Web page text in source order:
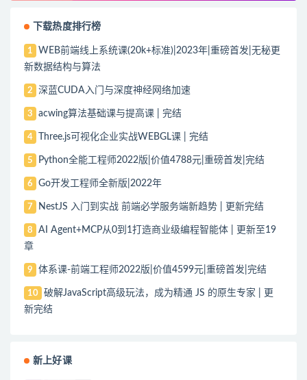
下载热度排行榜
1
WEB前端线上系统课(20k+标准)|2023年|重磅首发|无秘更
新数据结构与算法
2 深蓝CUDA入门与深度神经网络加速
3 acwing算法基础课与提高课 | 完结
4 Three.js可视化企业实战WEBGL课 | 完结
5 Python全能工程师2022版|价值4788元|重磅首发|完结
6 Go开发工程师全新版|2022年
7 NestJS 入门到实战 前端必学服务端新趋势 | 更新完结
8
AI Agent+MCP从0到1打造商业级编程智能体 | 更新至19
章
9 体系课-前端工程师2022版|价值4599元|重磅首发|完结
10
破解JavaScript高级玩法，成为精通 JS 的原生专家 | 更
新完结
新上好课